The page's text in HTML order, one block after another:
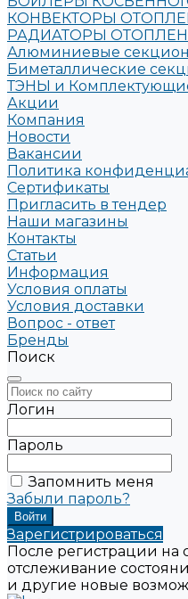
КОНВЕКТОРЫ
РАДИАТОРЫ
Алюминиевые
Биметаллические
ТЭНЫ и
Акции
Компания
Новости
Вакансии
Политика
Сертификаты
Пригласить в тендер
Наши магазины
Контакты
Статьи
Информация
Условия оплаты
Условия доставки
Вопрос - ответ
Бренды
Поиск
Логин
Пароль
Запомнить меня
Забыли пароль?
Зарегистрироваться
После регистрации на
отслеживание
и другие новые